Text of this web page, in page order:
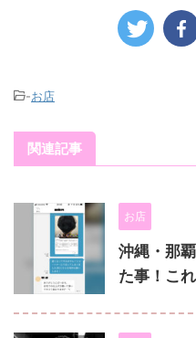
-お店
関連記事
お店
沖縄・那
た事！こ